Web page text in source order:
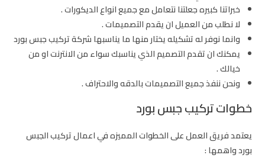
خبراتنا كبيره جعلتنا نتعامل مع جميع انواع الديكورات .
لا نطلب من العميل ان يقدم التصميمات .
وانما نوفر له تشكيله يختار منها ما يناسبها شركة تركيب جبس بورد
يمكنك ان تقدم التصميم الذي يناسبك سواء من الانترنت او من
خيالك .
ونحن ننفذ جميع التصميمات بالدقه والاحتراف .
خطوات تركيب جبس بورد
يعتمد فريق العمل على الخطوات المميزه في اعمال تركيب الجبس
بورد واهمها :